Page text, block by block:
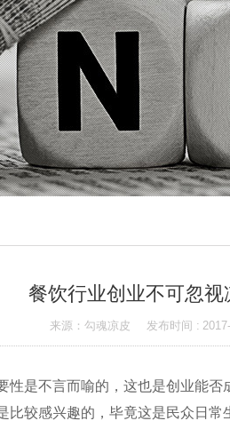
餐饮行业创业不可忽
来源：勾魂凉皮 发布时间 :
不言而喻的，这也是创业能否
比较感兴趣的，毕竟这是民众日